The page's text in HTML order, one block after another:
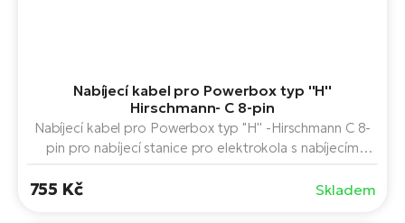
Nabíjecí kabel pro Powerbox typ ''H''
Hirschmann- C 8-pin
Nabíjecí kabel pro Powerbox typ ''H'' -Hirschmann C 8-
pin pro nabíjecí stanice pro elektrokola s nabíjecím
755 Kč Skladem